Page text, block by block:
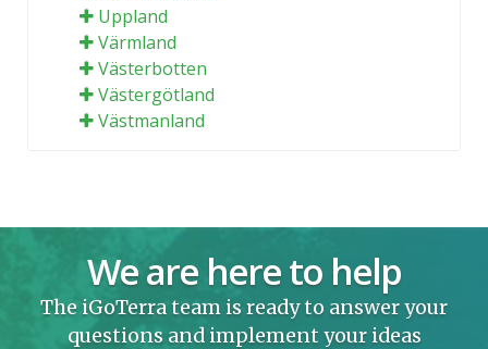
Uppland
Värmland
Västerbotten
Västergötland
Västmanland
We are here to help
The iGoTerra team is ready to answer your
questions and implement your ideas